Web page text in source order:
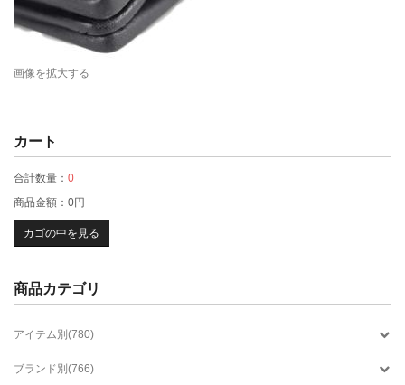
画像を拡大する
カート
合計数量： 0
商品金額： 0円
カゴの中を見る
商品カテゴリ
アイテム別(780)
ブランド別(766)